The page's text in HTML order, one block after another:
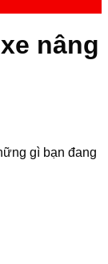
nâng
gì bạn đang